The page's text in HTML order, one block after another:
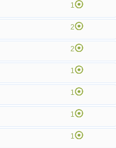
1
2
2
1
1
1
1